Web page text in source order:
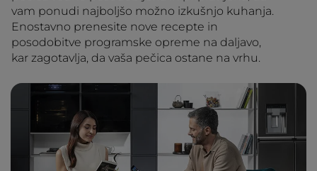
vam ponudi najboljšo možno izkušnjo kuhanja.
Enostavno prenesite nove recepte in
posodobitve programske opreme na daljavo,
kar zagotavlja, da vaša pečica ostane na vrhu.